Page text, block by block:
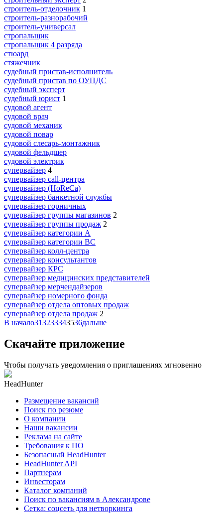
строитель-отделочник 1
строитель-разнорабочий
строитель-универсал
стропальщик
стропальщик 4 разряда
стюард
стяжечник
судебный пристав-исполнитель
судебный пристав по ОУПДС
судебный эксперт
судебный юрист 1
судовой агент
судовой врач
судовой механик
судовой повар
судовой слесарь-монтажник
судовой фельдшер
судовой электрик
супервайзер 4
супервайзер call-центра
супервайзер (HoReCa)
супервайзер банкетной службы
супервайзер горничных
супервайзер группы магазинов 2
супервайзер группы продаж 2
супервайзер категории A
супервайзер категории BC
супервайзер колл-центра
супервайзер консультантов
супервайзер КРС
супервайзер медицинских представителей
супервайзер мерчендайзеров
супервайзер номерного фонда
супервайзер отдела оптовых продаж
супервайзер отдела продаж 2
В начало313233343536дальше
Скачайте приложение
Чтобы получать уведомления о приглашениях мгновенно
HeadHunter
Размещение вакансий
Поиск по резюме
О компании
Наши вакансии
Реклама на сайте
Требования к ПО
Безопасный HeadHunter
HeadHunter API
Партнерам
Инвесторам
Каталог компаний
Поиск по вакансиям в Александрове
Сетка: соцсеть для нетворкинга